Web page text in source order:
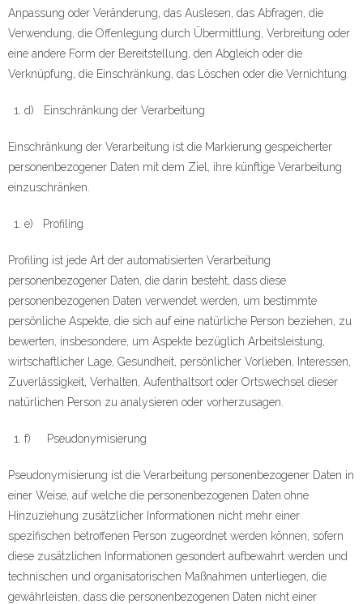
Anpassung oder Veränderung, das Auslesen, das Abfragen, die
Verwendung, die Offenlegung durch Übermittlung, Verbreitung oder
eine andere Form der Bereitstellung, den Abgleich oder die
Verknüpfung, die Einschränkung, das Löschen oder die Vernichtung.
d) Einschränkung der Verarbeitung
Einschränkung der Verarbeitung ist die Markierung gespeicherter
personenbezogener Daten mit dem Ziel, ihre künftige Verarbeitung
einzuschränken.
e) Profiling
Profiling ist jede Art der automatisierten Verarbeitung
personenbezogener Daten, die darin besteht, dass diese
personenbezogenen Daten verwendet werden, um bestimmte
persönliche Aspekte, die sich auf eine natürliche Person beziehen, zu
bewerten, insbesondere, um Aspekte bezüglich Arbeitsleistung,
wirtschaftlicher Lage, Gesundheit, persönlicher Vorlieben, Interessen,
Zuverlässigkeit, Verhalten, Aufenthaltsort oder Ortswechsel dieser
natürlichen Person zu analysieren oder vorherzusagen.
f) Pseudonymisierung
Pseudonymisierung ist die Verarbeitung personenbezogener Daten in
einer Weise, auf welche die personenbezogenen Daten ohne
Hinzuziehung zusätzlicher Informationen nicht mehr einer
spezifischen betroffenen Person zugeordnet werden können, sofern
diese zusätzlichen Informationen gesondert aufbewahrt werden und
technischen und organisatorischen Maßnahmen unterliegen, die
gewährleisten, dass die personenbezogenen Daten nicht einer